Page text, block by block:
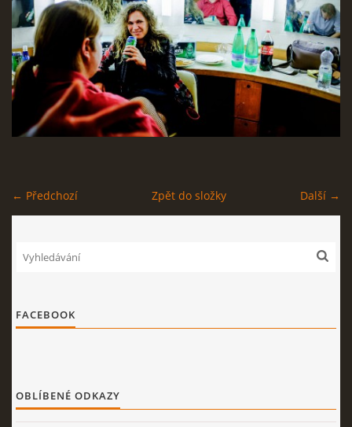
CO HRAJEME
UKÁZKY
STAGEPLAN
Kapela BUMERANG
Poříčany okr. Kolín
kapelabumerang@gmail.com
← Předchozí Další →
Zpět do složky
FACEBOOK
OBLÍBENÉ ODKAZY